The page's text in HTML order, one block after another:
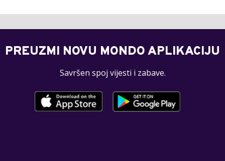
PREUZMI NOVU MONDO APLIKACIJU
Savršen spoj vijesti i zabave.